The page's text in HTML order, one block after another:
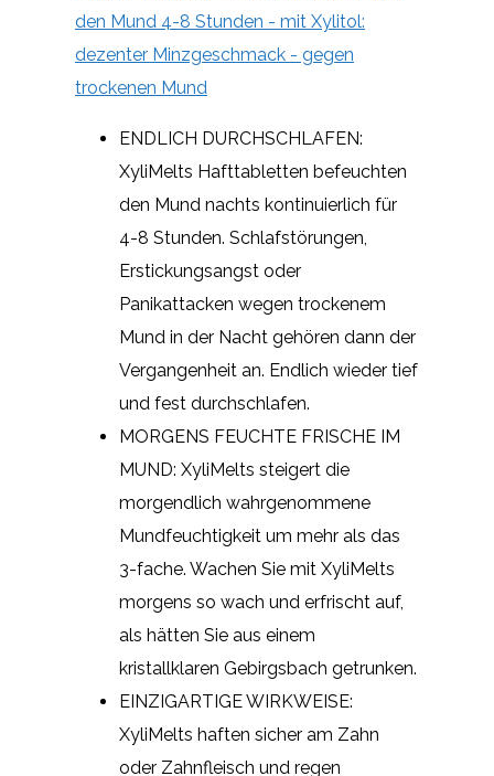
den Mund 4-8 Stunden - mit Xylitol:
dezenter Minzgeschmack - gegen
trockenen Mund
ENDLICH DURCHSCHLAFEN:
XyliMelts Hafttabletten befeuchten
den Mund nachts kontinuierlich für
4-8 Stunden. Schlafstörungen,
Erstickungsangst oder
Panikattacken wegen trockenem
Mund in der Nacht gehören dann der
Vergangenheit an. Endlich wieder tief
und fest durchschlafen.
MORGENS FEUCHTE FRISCHE IM
MUND: XyliMelts steigert die
morgendlich wahrgenommene
Mundfeuchtigkeit um mehr als das
3-fache. Wachen Sie mit XyliMelts
morgens so wach und erfrischt auf,
als hätten Sie aus einem
kristallklaren Gebirgsbach getrunken.
EINZIGARTIGE WIRKWEISE:
XyliMelts haften sicher am Zahn
oder Zahnfleisch und regen